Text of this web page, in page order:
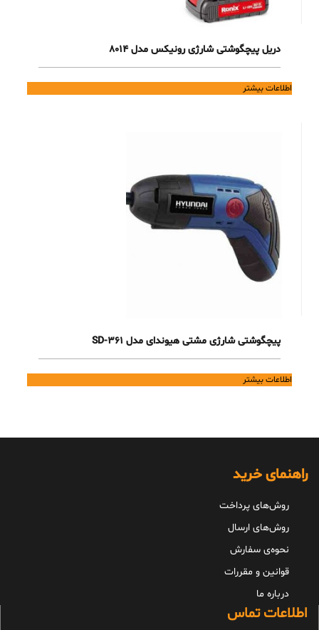
دریل پیچگوشتی شارژی رونیکس مدل 8014
اطلاعات بیشتر
پیچگوشتی شارژی مشتی هیوندای مدل 361-SD
اطلاعات بیشتر
راهنمای خرید
روش‌های پرداخت
روش‌های ارسال
نحوه‌ی سفارش
قوانین و مقررات
درباره ما
اطلاعات تماس